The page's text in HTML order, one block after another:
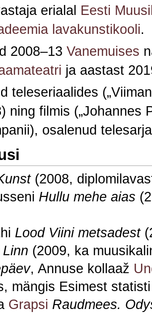
erialal Eesti
lavakunstikooli.
2008–13 Vanemuises
ja aastast
teleseriaalides
ning filmis („Johannes
osalenud
(2008,
Hullu mehe aias
Lood Viini metsadest
Linn (2009, ka
, Annuse kollaaž
mängis Esimest
Grapsi Raudmees.